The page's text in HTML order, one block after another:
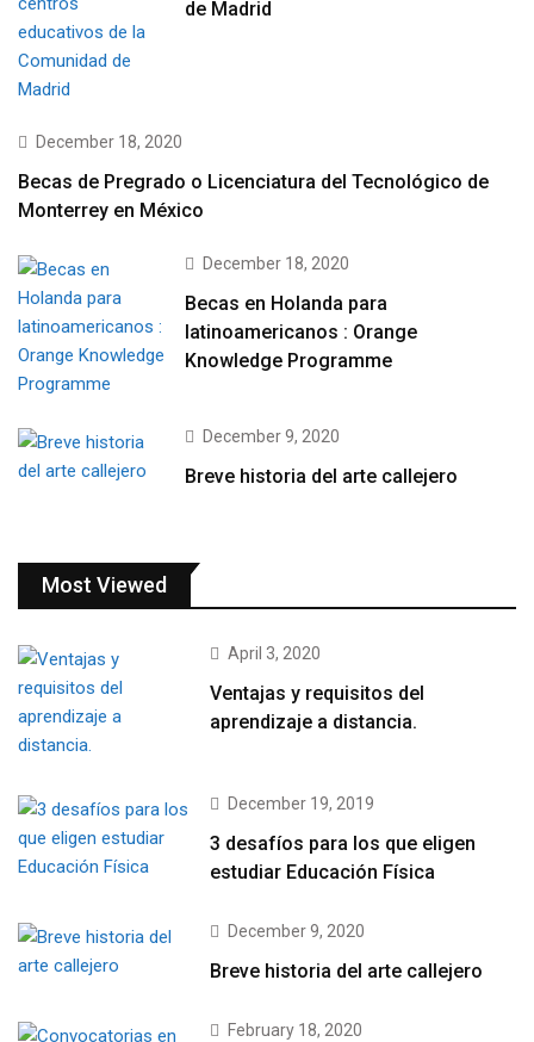
de Madrid
December 18, 2020
Becas de Pregrado o Licenciatura del Tecnológico de
Monterrey en México
December 18, 2020
Becas en Holanda para
latinoamericanos : Orange
Knowledge Programme
December 9, 2020
Breve historia del arte callejero
Most Viewed
April 3, 2020
Ventajas y requisitos del
aprendizaje a distancia.
December 19, 2019
3 desafíos para los que eligen
estudiar Educación Física
December 9, 2020
Breve historia del arte callejero
February 18, 2020